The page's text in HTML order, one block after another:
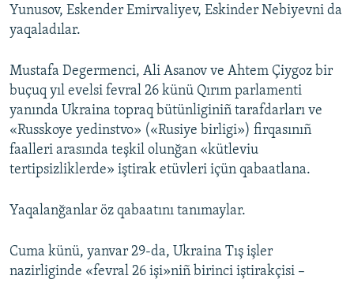
Yunusov, Eskender Emirvaliyev, Eskinder Nebiyevni da
yaqaladılar.
Mustafa Degermenci, Ali Asanov ve Ahtem Çiygoz bir
buçuq yıl evelsi fevral 26 künü Qırım parlamenti
yanında Ukraina topraq bütünliginiñ tarafdarları ve
«Russkoye yedinstvo» («Rusiye birligi») firqasınıñ
faalleri arasında teşkil olunğan «kütleviu
tertipsizliklerde» iştirak etüvleri içün qabaatlana.
Yaqalanğanlar öz qabaatını tanımaylar.
Cuma künü, yanvar 29-da, Ukraina Tış işler
nazirliginde «fevral 26 işi»niñ birinci iştirakçisi –